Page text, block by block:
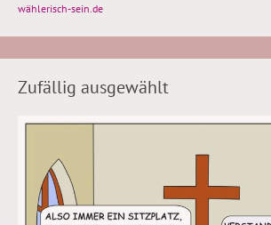
wählerisch-sein.de
Zufällig ausgewählt